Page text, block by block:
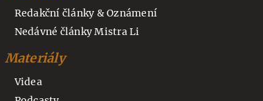
Redakční články & Oznámení
Nedávné články Mistra Li
Materiály
Videa